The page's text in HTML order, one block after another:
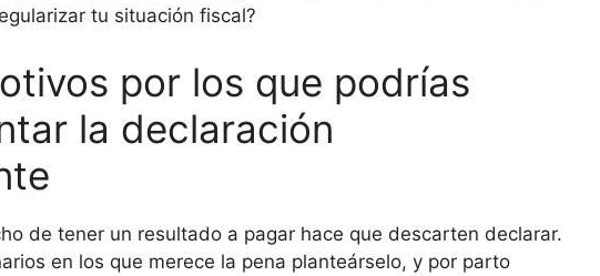
tu situación fiscal?
por los que podrías
la declaración
de tener un resultado a pagar hace que descarten declarar.
en los que merece la pena planteárselo, y por parto